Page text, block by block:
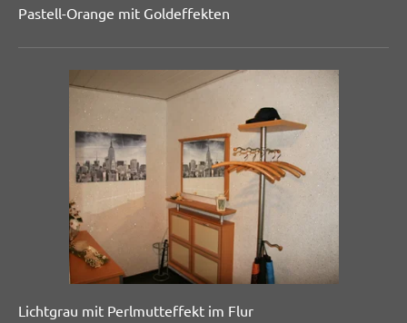
Pastell-Orange mit Goldeffekten
Lichtgrau mit Perlmutteffekt im Flur